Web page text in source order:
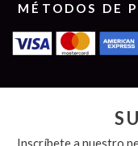
MÉTODOS DE
Inscríbete a nuestro